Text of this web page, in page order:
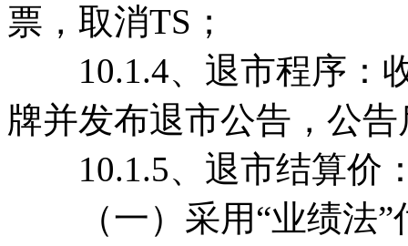
票，取消TS；
10.1.4、退市程序：收
牌并发布退市公告，公
10.1.5、退市结算价
（一）采用“业绩法”